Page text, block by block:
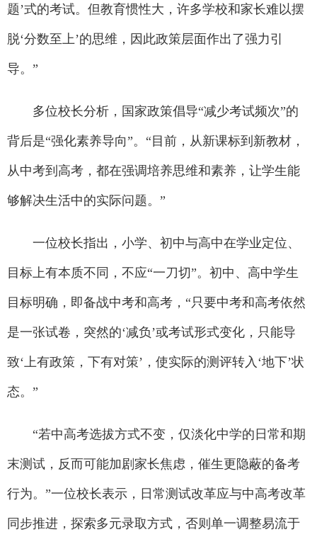
题’式的考试。但教育惯性大，许多学校和家长难以摆
脱‘分数至上’的思维，因此政策层面作出了强力引
导。”
多位校长分析，国家政策倡导“减少考试频次”的
背后是“强化素养导向”。“目前，从新课标到新教材，
从中考到高考，都在强调培养思维和素养，让学生能
够解决生活中的实际问题。”
一位校长指出，小学、初中与高中在学业定位、
目标上有本质不同，不应“一刀切”。初中、高中学生
目标明确，即备战中考和高考，“只要中考和高考依然
是一张试卷，突然的‘减负’或考试形式变化，只能导
致‘上有政策，下有对策’，使实际的测评转入‘地下’状
态。”
“若中高考选拔方式不变，仅淡化中学的日常和期
末测试，反而可能加剧家长焦虑，催生更隐蔽的备考
行为。”一位校长表示，日常测试改革应与中高考改革
同步推进，探索多元录取方式，否则单一调整易流于